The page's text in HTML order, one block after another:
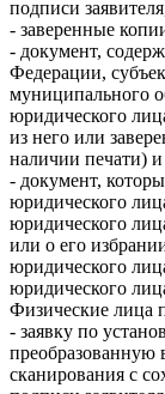
подписи
- заверенные
- документ,
Федерации,
муниципального
юридического
из него или
наличии печати)
- документ,
юридического
юридического
или о его
юридического
юридического
Физические лица
- заявку по
преобразованную
сканирования с